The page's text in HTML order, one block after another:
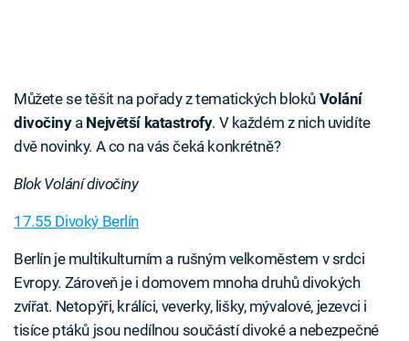
Můžete se těšit na pořady z tematických bloků Volání
divočinya Největší katastrofy. V každém z nich uvidíte
dvě novinky. A co na vás čeká konkrétně?
Blok Volání divočiny
17.55 Divoký Berlín
Berlín je multikulturním a rušným velkoměstem v srdci
Evropy. Zároveň je i domovem mnoha druhů divokých
zvířat. Netopýři, králíci, veverky, lišky, mývalové, jezevci i
tisíce ptáků jsou nedílnou součástí divoké a nebezpečné